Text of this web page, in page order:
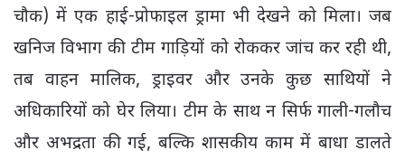
चौक) में एक हाई-प्रोफाइल ड्रामा भी देखने को मिला। जब
खनिज विभाग की टीम गाड़ियों को रोककर जांच कर रही थी,
तब वाहन मालिक, ड्राइवर और उनके कुछ साथियों ने
अधिकारियों को घेर लिया। टीम के साथ न सिर्फ गाली-गलौच
और अभद्रता की गई, बल्कि शासकीय काम में बाधा डालते